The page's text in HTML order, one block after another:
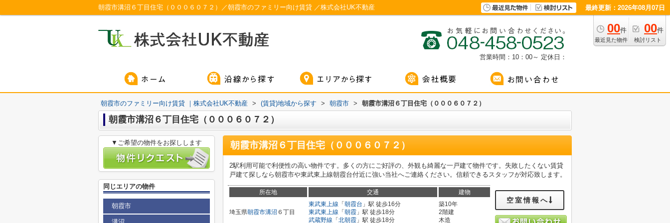
朝霞市溝沼６丁目住宅（０００６０７２）／朝霞市のファミリー向け賃貸 ／株式会社UK不動産 最終更新：2026年08月07日
00件
最近見た物件
00件
検討リスト
営業時間：10：00～ 定休日：
朝霞市のファミリー向け賃貸 ｜株式会社UK不動産 > (賃貸)地域から探す > 朝霞市 > 朝霞市溝沼６丁目住宅（０００６０７２）
朝霞市溝沼６丁目住宅（０００６０７２）
朝霞市溝沼６丁目住宅（０００６０７２）
2駅利用可能で利便性の高い物件です。多くの方にご好評の、外観も綺麗な一戸建て物件です。失敗したくない賃貸
戸建て探しなら朝霞市や東武東上線朝霞台付近に強い当社へご連絡ください。信頼できるスタッフが対応致します。
所在地 交通 建物
埼玉県朝霞市溝沼 ６丁目
東武東上線 「 朝霞台 」駅 徒歩16分
東武東上線 「 朝霞 」駅 徒歩18分
武蔵野線 「 北朝霞 」駅 徒歩18分
築10年
2階建
木造
空室情報へ
▼ご希望の物件をお探しします
同じエリアの物件
朝霞市